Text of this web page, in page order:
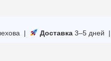
| Доставка3–5 дней |